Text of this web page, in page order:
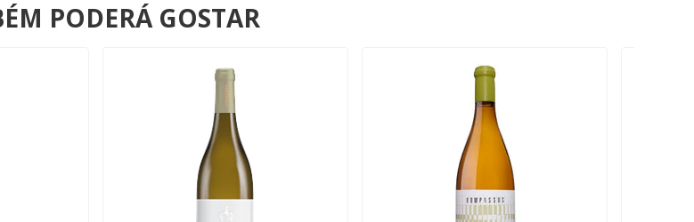
PODERÁ GOSTAR